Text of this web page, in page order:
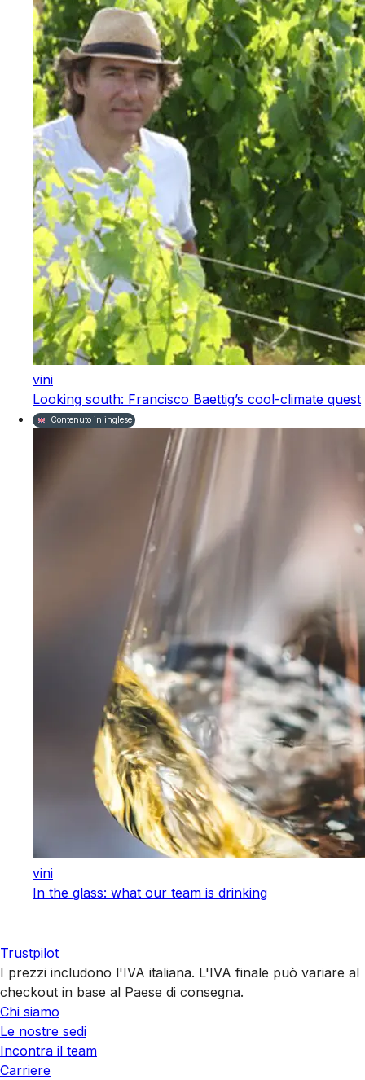
vini
Looking south: Francisco Baettig’s cool-climate quest
Contenuto in inglese
vini
In the glass: what our team is drinking
Trustpilot
I prezzi includono l'IVA italiana. L'IVA finale può variare al
checkout in base al Paese di consegna.
Chi siamo
Le nostre sedi
Incontra il team
Carriere